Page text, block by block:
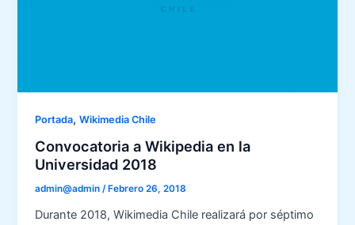
Portada,Wikimedia Chile
Convocatoria a Wikipedia en la
Universidad 2018
admin@admin/ Febrero 26, 2018
Durante 2018, Wikimedia Chile realizará por séptimo